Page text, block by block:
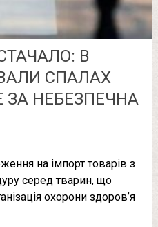
В
СПАЛАХ
ЗА НЕБЕЗПЕЧНА
на імпорт товарів з
серед тварин, що
охорони здоров’я